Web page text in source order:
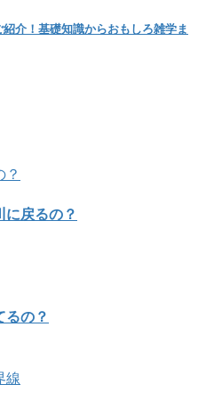
介！基礎知識からおもしろ雑学ま
戻るの？
の？